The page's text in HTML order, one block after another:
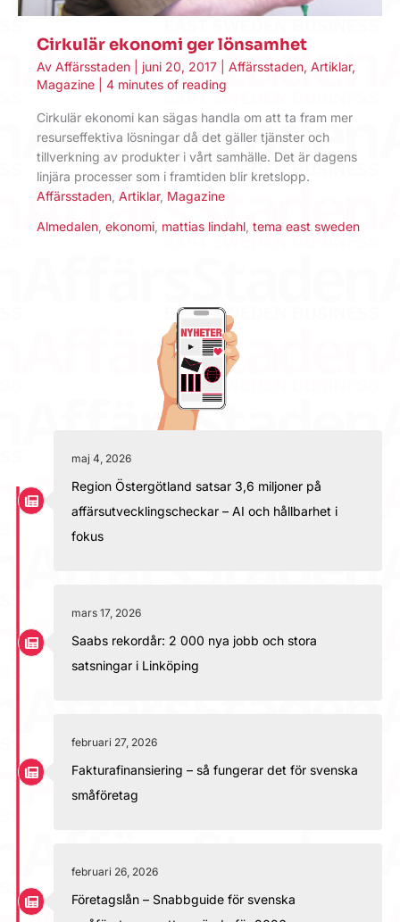
Cirkulär ekonomi ger lönsamhet
Av Affärsstaden juni 20, 2017 Affärsstaden, Artiklar,
Magazine
4 minutes of reading
Cirkulär ekonomi kan sägas handla om att ta fram mer
resurseffektiva lösningar då det gäller tjänster och
tillverkning av produkter i vårt samhälle. Det är dagens
linjära processer som i framtiden blir kretslopp.
Affärsstaden, Artiklar, Magazine
Almedalen ekonomi mattias lindahl tema east sweden
maj 4, 2026
Region Östergötland satsar 3,6 miljoner på
affärsutvecklingscheckar – AI och hållbarhet i
fokus
mars 17, 2026
Saabs rekordår: 2 000 nya jobb och stora
satsningar i Linköping
februari 27, 2026
Fakturafinansiering – så fungerar det för svenska
småföretag
februari 26, 2026
Företagslån – Snabbguide för svenska